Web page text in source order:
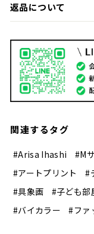
返品について
関連するタグ
#Arisa Ihashi #M
#アートプリント
#
#具象画
#子ども部
#バイカラー
#ファ